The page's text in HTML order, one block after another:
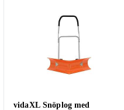
vidaXL Snöplog med